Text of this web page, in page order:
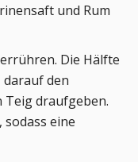
und Rum
Die Hälfte
darauf den
draufgeben.
eine